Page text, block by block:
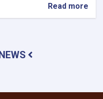
Read more
العلاقات
في